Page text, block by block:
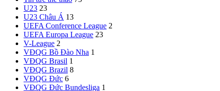
U23 23
U23 Châu Á 13
UEFA Conference League 2
UEFA Europa League 23
V-League 2
VĐQG Bồ Đào Nha 1
VĐQG Brasil 1
VĐQG Brazil 8
VĐQG Đức 6
VĐQG Đức Bundesliga 1